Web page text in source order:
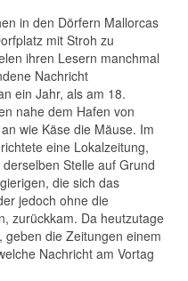
in den Dörfern Mallorcas
mit Stroh zu
ihren Lesern manchmal
Nachricht
ein Jahr, als am 18.
nahe dem Hafen von
wie Käse die Mäuse. Im
eine Lokalzeitung,
Stelle auf Grund
die sich das
jedoch ohne die
zurückkam. Da heutzutage
die Zeitungen einem
Nachricht am Vortag